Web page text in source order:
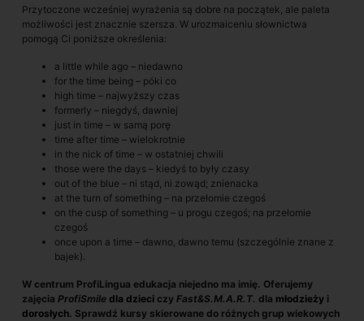
Przytoczone wcześniej wyrażenia są dobre na początek, ale paleta
możliwości jest znacznie szersza. W urozmaiceniu słownictwa
pomogą Ci poniższe określenia:
a little while ago – niedawno
for the time being – póki co
high time – najwyższy czas
formerly – niegdyś, dawniej
just in time – w samą porę
time after time – wielokrotnie
in the nick of time – w ostatniej chwili
those were the days – kiedyś to były czasy
out of the blue – ni stąd, ni zowąd; znienacka
at the turn of something – na przełomie czegoś
on the cusp of something – u progu czegoś; na przełomie
czegoś
once upon a time – dawno, dawno temu (szczególnie znane z
bajek).
W centrum ProfiLingua edukacja niejedno ma imię. Oferujemy
zajęcia ProfiSmile dla dzieci czy Fast&S.M.A.R.T. dla młodzieży i
dorosłych. Sprawdź kursy skierowane do różnych grup wiekowych